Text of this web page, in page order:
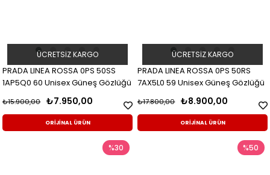
PRADA LINEA ROSSA 0PS 50SS
1AP5Q0 60 Unisex Güneş Gözlüğü
₺7.950,00
₺15.900,00
ÜCRETSIZ KARGO
ORİJİNAL ÜRÜN
PRADA LINEA ROSSA 0PS 50RS
7AX5L0 59 Unisex Güneş Gözlüğü
₺8.900,00
₺17.800,00
ÜCRETSIZ KARGO
ORİJİNAL ÜRÜN
%30 %50